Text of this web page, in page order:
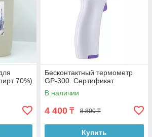
70%)
Бесконтактный термометр
GP-300. Сертификат
В наличии
4 400 ₸ 8 800 ₸
Купить